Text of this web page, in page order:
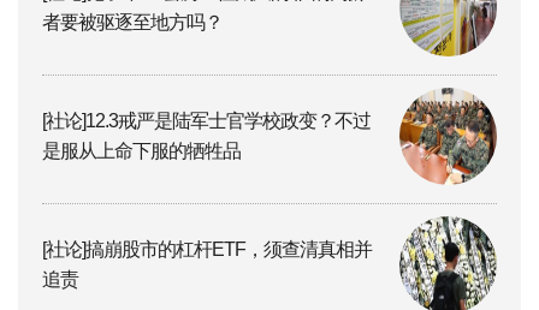
者要被驱逐至地方吗？
[社论]12.3戒严是陆军士官学校政变？不过
是服从上命下服的牺牲品
[社论]搞崩股市的杠杆ETF，须查清真相并
追责